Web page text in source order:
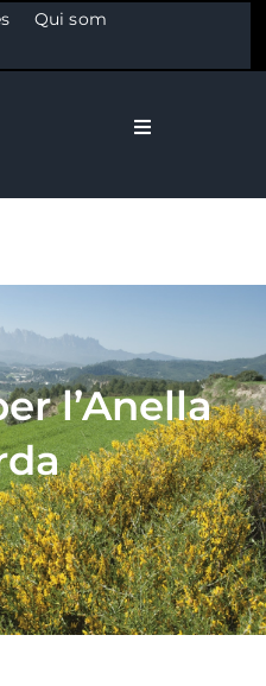
Qui som
Toggle
l’Anella